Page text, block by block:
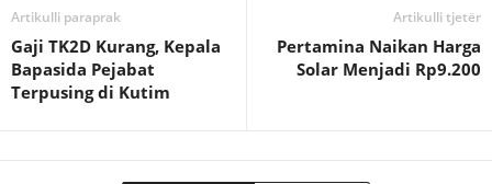
Artikulli paraprak
Gaji TK2D Kurang, Kepala
Bapasida Pejabat
Terpusing di Kutim
Artikulli tjetër
Pertamina Naikan Harga
Solar Menjadi Rp9.200